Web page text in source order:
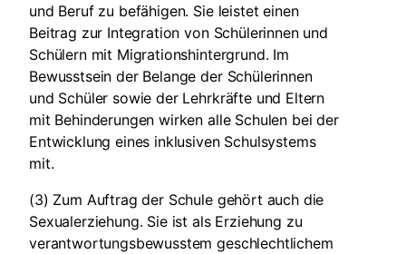
und Beruf zu befähigen. Sie leistet einen
Beitrag zur Integration von Schülerinnen und
Schülern mit Migrationshintergrund. Im
Bewusstsein der Belange der Schülerinnen
und Schüler sowie der Lehrkräfte und Eltern
mit Behinderungen wirken alle Schulen bei der
Entwicklung eines inklusiven Schulsystems
mit.
(3) Zum Auftrag der Schule gehört auch die
Sexualerziehung. Sie ist als Erziehung zu
verantwortungsbewusstem geschlechtlichem